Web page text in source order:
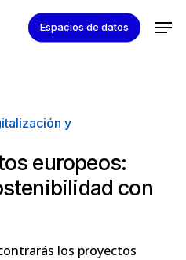
Espacios de datos
y
europeos:
con
los proyectos